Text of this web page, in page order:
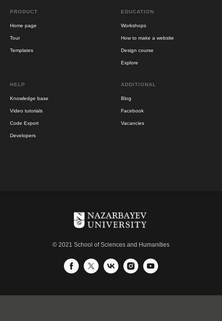
PRODUCT
Home page
Tour
Templates
EDUCATION
Workshops
How to make a website
Design course
Explore
HELP
Knowledge base
Video tutorials
Code Export
Developers
ADDITIONAL
Blog
Facebook
Vacancies
© 2021 School of Sciences and Humanities